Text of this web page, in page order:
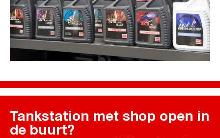
Tankstation met shop open in
de buurt?